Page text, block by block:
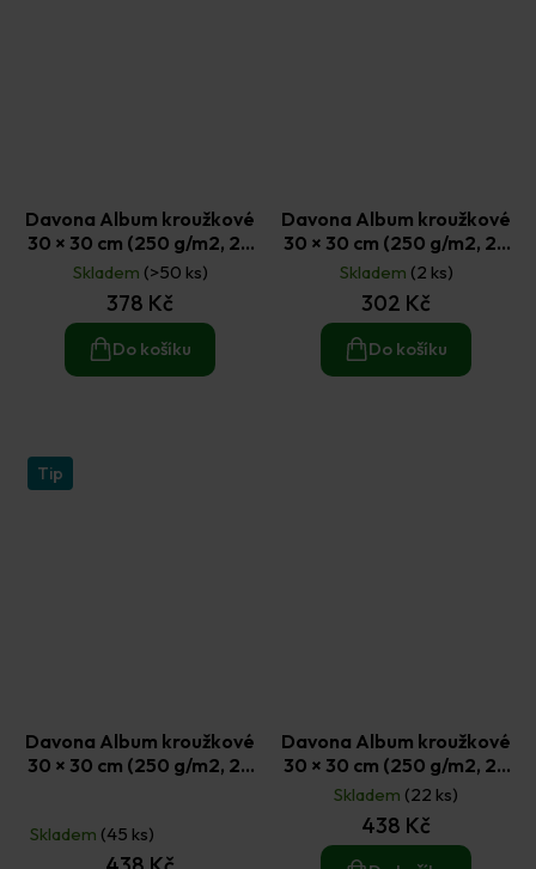
Davona Album kroužkové
30 × 30 cm (250 g/m2, 20
listů) - černé
Skladem (>50 ks)
378 Kč
Do košíku
Davona Album kroužkové
30 × 30 cm (250 g/m2, 20
listů) - mátové
Skladem (2 ks)
302 Kč
Do košíku
Tip
Davona Album kroužkové
30 × 30 cm (250 g/m2, 20
hodnocení
produktu
Skladem (45 ks)
Davona Album kroužkové
30 × 30 cm (250 g/m2, 20
listů) - starorůžové
Skladem (22 ks)
438 Kč